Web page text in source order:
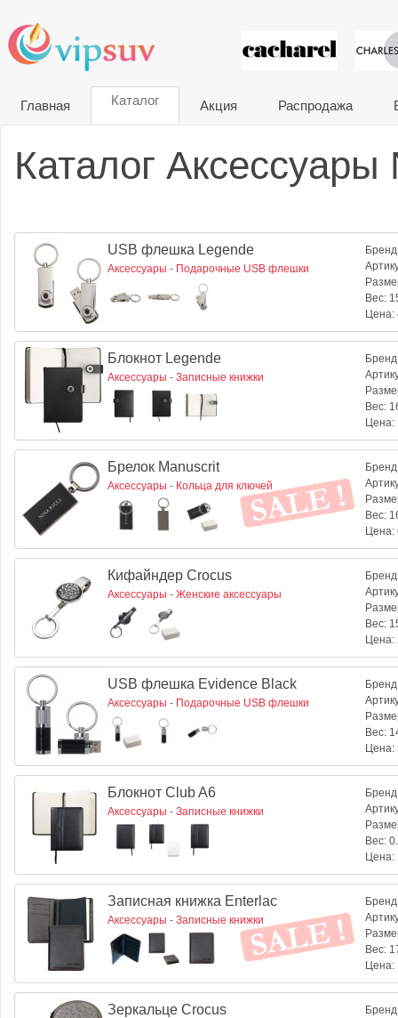
VIP
Главная Каталог Акция Распродажа
Каталог Аксессуары
USB флешка Legende
Аксессуары - Подарочные USB флешки
Вес:
Цена:
Блокнот Legende
Аксессуары - Записные книжки
Вес:
Цена:
Брелок Manuscrit
Аксессуары - Кольца для ключей
Вес:
Цена:
Кифайндер Crocus
Аксессуары - Женские аксессуары
Вес:
Цена:
USB флешка Evidence Black
Аксессуары - Подарочные USB флешки
Вес:
Цена:
Блокнот Club A6
Аксессуары - Записные книжки
Вес:
Цена:
Записная книжка Enterlac
Аксессуары - Записные книжки
Вес:
Цена:
Зеркальце Crocus